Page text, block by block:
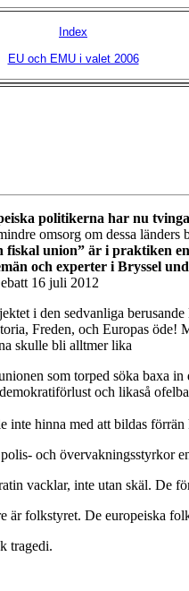
Index
EU och EMU i valet 2006
politikerna har nu
omsorg om dessa
fiskal union” är i praktiken
och experter i Bryssel
16 juli 2012
i den sedvanliga
Freden, och Europas öde!
skulle bli alltmer lika
som torped söka baxa
och likaså
inte hinna med att bildas
och övervakningsstyrkor
vacklar, inte utan skäl. De
är folkstyret. De europeiska
tragedi.